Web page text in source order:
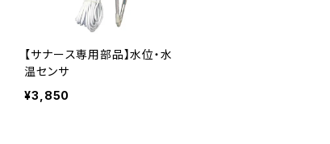
【サナース専用部品】水位・水
温センサ
¥3,850